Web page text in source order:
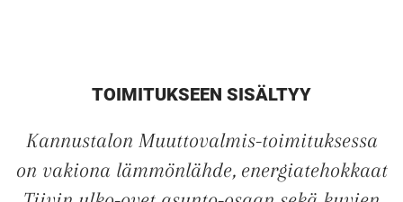
TOIMITUKSEEN SISÄLTYY
Kannustalon Muuttovalmis-toimituksessa
on vakiona lämmönlähde, energiatehokkaat